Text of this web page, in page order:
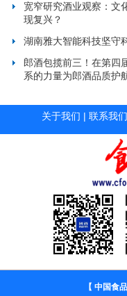
宽窄研究酒业观察：文
现复兴？
湖南雅大智能科技坚守
郎酒包揽前三！在第四
系的力量为郎酒品质护
关于我们 | 联系我们
【 中国食